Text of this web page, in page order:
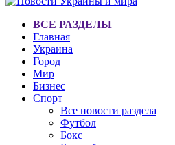
ВСЕ РАЗДЕЛЫ
Главная
Украина
Город
Мир
Бизнес
Спорт
Все новости раздела
Футбол
Бокс